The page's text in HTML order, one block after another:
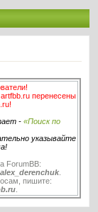
перенесены
- «Поиск по
указывайте
ForumBB:
пишите: